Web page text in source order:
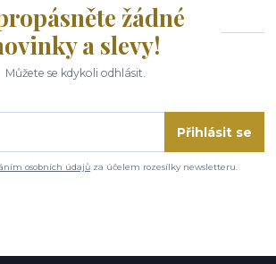
žádné
a slevy!
Můžete se kdykoli odhlásit.
Přihlásit se
osobních údajů za účelem rozesílky newsletteru.